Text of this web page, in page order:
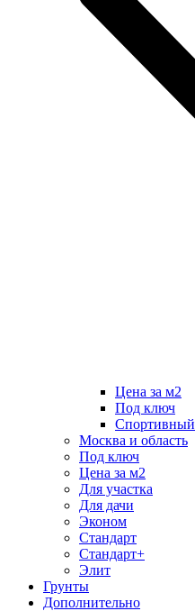
Цена за м2
Под ключ
Спортивный
Москва и область
Под ключ
Цена за м2
Для участка
Для дачи
Эконом
Стандарт
Стандарт+
Элит
Грунты
Дополнительно